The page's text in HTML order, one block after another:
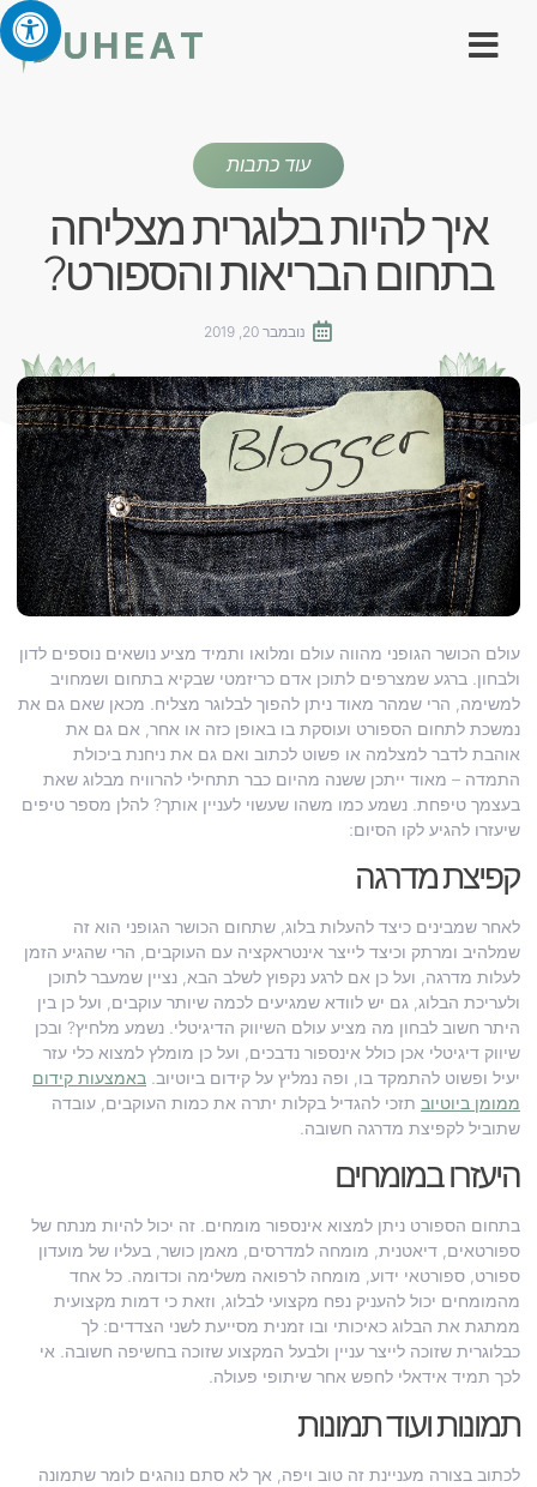
עוד כתבות
איך להיות בלוגרית מצליחה
בתחום הבריאות והספורט?
נובמבר 20, 2019
עולם הכושר הגופני מהווה עולם ומלואו ותמיד מציע נושאים נוספים לדון
ולבחון. ברגע שמצרפים לתוכן אדם כריזמטי שבקיא בתחום ושמחויב
למשימה, הרי שמהר מאוד ניתן להפוך לבלוגר מצליח. מכאן שאם גם את
נמשכת לתחום הספורט ועוסקת בו באופן כזה או אחר, אם גם את
אוהבת לדבר למצלמה או פשוט לכתוב ואם גם את ניחנת ביכולת
התמדה – מאוד ייתכן ששנה מהיום כבר תתחילי להרוויח מבלוג שאת
בעצמך טיפחת. נשמע כמו משהו שעשוי לעניין אותך? להלן מספר טיפים
שיעזרו להגיע לקו הסיום:
קפיצת מדרגה
לאחר שמבינים כיצד להעלות בלוג, שתחום הכושר הגופני הוא זה
שמלהיב ומרתק וכיצד לייצר אינטראקציה עם העוקבים, הרי שהגיע הזמן
לעלות מדרגה, ועל כן אם לרגע נקפוץ לשלב הבא, נציין שמעבר לתוכן
ולעריכת הבלוג, גם יש לוודא שמגיעים לכמה שיותר עוקבים, ועל כן בין
היתר חשוב לבחון מה מציע עולם השיווק הדיגיטלי. נשמע מלחיץ? ובכן
שיווק דיגיטלי אכן כולל אינספור נדבכים, ועל כן מומלץ למצוא כלי עזר
יעיל ופשוט להתמקד בו, ופה נמליץ על קידום ביוטיוב. באמצעות קידום
ממומן ביוטיוב תזכי להגדיל בקלות יתרה את כמות העוקבים, עובדה
שתוביל לקפיצת מדרגה חשובה.
היעזרו במומחים
בתחום הספורט ניתן למצוא אינספור מומחים. זה יכול להיות מנתח של
ספורטאים, דיאטנית, מומחה למדרסים, מאמן כושר, בעליו של מועדון
ספורט, ספורטאי ידוע, מומחה לרפואה משלימה וכדומה. כל אחד
מהמומחים יכול להעניק נפח מקצועי לבלוג, וזאת כי דמות מקצועית
ממתגת את הבלוג כאיכותי ובו זמנית מסייעת לשני הצדדים: לך
כבלוגרית שזוכה לייצר עניין ולבעל המקצוע שזוכה בחשיפה חשובה. אי
לכך תמיד אידאלי לחפש אחר שיתופי פעולה.
תמונות ועוד תמונות
לכתוב בצורה מעניינת זה טוב ויפה, אך לא סתם נוהגים לומר שתמונה